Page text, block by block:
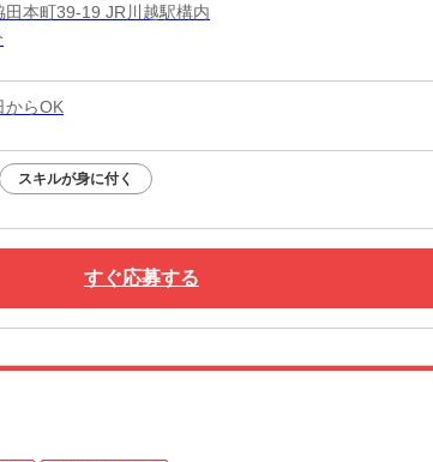
田本町39-19 JR川越駅構内
からOK
スキルが身に付く
すぐ応募する